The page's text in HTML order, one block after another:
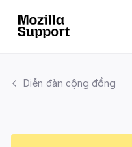
Diễn đàn cộng đồng